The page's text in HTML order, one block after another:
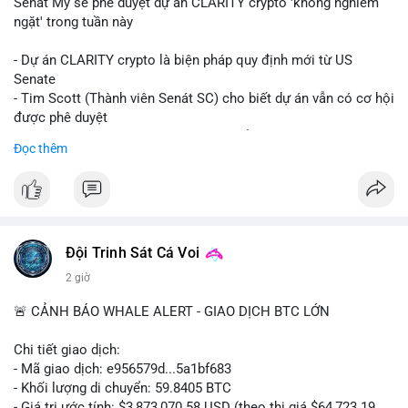
ngặt' trong tuần này
- Dự án CLARITY crypto là biện pháp quy định mới từ US
Senate
- Tim Scott (Thành viên Senát SC) cho biết dự án vẫn có cơ hội
được phê duyệt
trình
#vlikevn #titanbot
Đọc thêm
Đội Trinh Sát Cá Voi
2 giờ
🚨 CẢNH BÁO WHALE ALERT - GIAO DỊCH BTC LỚN
Chi tiết giao dịch:
- Mã giao dịch: e956579d...5a1bf683
- Khối lượng di chuyển: 59.8405 BTC